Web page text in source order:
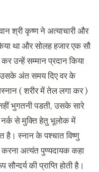
श्री कृष्ण ने अत्याचारी और
था और सोलह हजार एक सौ
उन्हें सम्मान प्रदान किया
उसके अंत समय दिए वर के
( शरीर में तेल लगा कर )
भुगतनी पडती, उसके सारे
नर्क से मुक्ति हेतु भूलोक में
है। स्नान के पश्चात विष्णु
अत्यंत पुण्यदायक कहा
की प्राप्ति होती है।